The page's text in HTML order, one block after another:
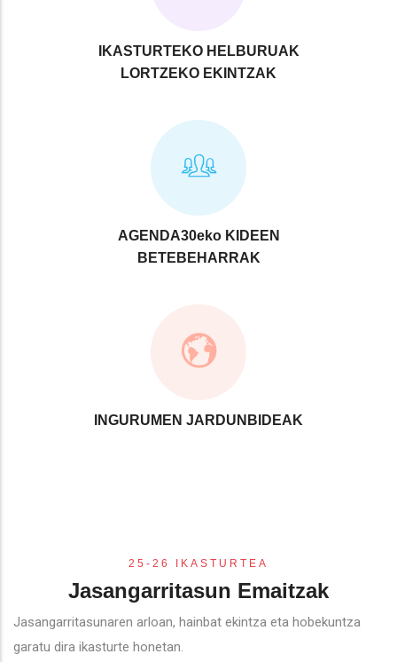
IKASTURTEKO HELBURUAK
LORTZEKO EKINTZAK
AGENDA30eko KIDEEN
BETEBEHARRAK
INGURUMEN JARDUNBIDEAK
25-26 IKASTURTEA
Jasangarritasun Emaitzak
Jasangarritasunaren arloan, hainbat ekintza eta hobekuntza
garatu dira ikasturte honetan.